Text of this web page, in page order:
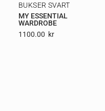
BUKSER SVART
MY ESSENTIAL
WARDROBE
1100.00 Kr